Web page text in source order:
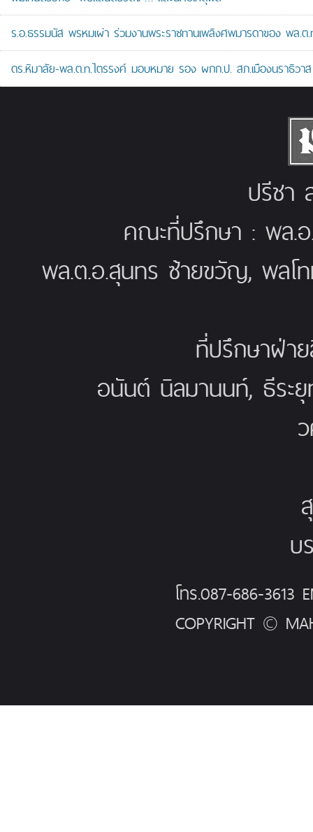
ร.อ.ธรรมนัส พรหมเผ่า ร่วมงานพระราชทานเพลิงศพมารดาของ พล.
ดร.หิมาลัย-พล.ต.ท.ไตรรงค์ มอบหมาย รอง ผกก.ป. สภ.เมืองนราธิว
ปรีชา
คณะที่ปรึกษา : พล.
พล.ต.อ.สุนทร ซ้ายขวัญ, พล
ที่ปรึกษาฝ่า
อนันต์ นิลมานนท์, ธีร
บ
โทร.087-686-3613
COPYRIGHT ©